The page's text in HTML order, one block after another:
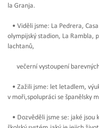
la Granja.
• Viděli jsme: La Pedrera,
olympijský stadion, La Rambla,
lachtanů,
večerní vystoupení
• Zažili jsme: let letadlem,
v moři,spolupráci se španělsky
• Dozvěděli jsme se: jaké jsou